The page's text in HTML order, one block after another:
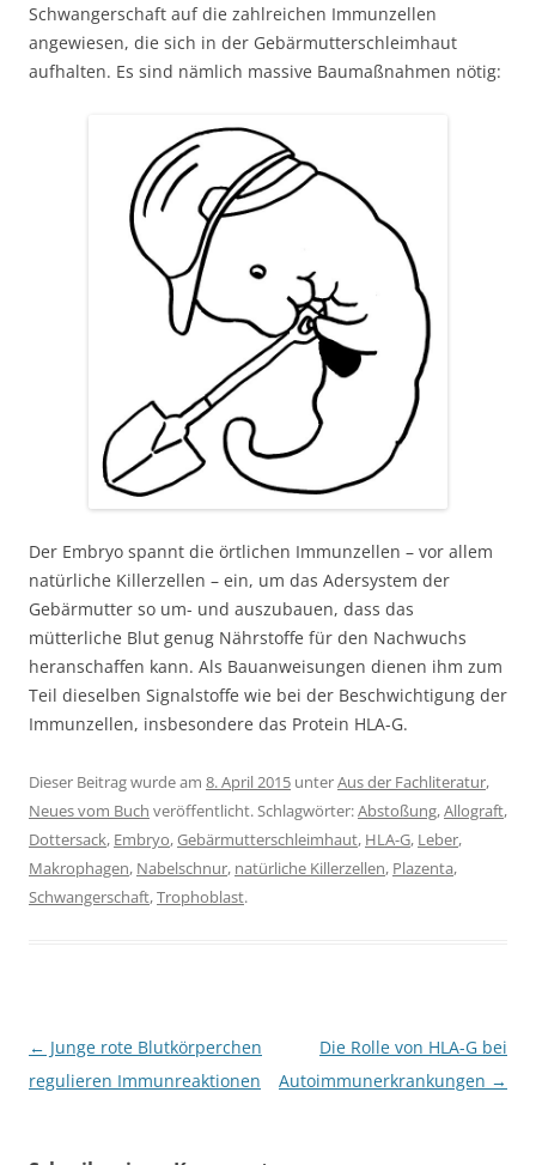
Schwangerschaft auf die zahlreichen Immunzellen
angewiesen, die sich in der Gebärmutterschleimhaut
aufhalten. Es sind nämlich massive Baumaßnahmen nötig:
Der Embryo spannt die örtlichen Immunzellen – vor allem
natürliche Killerzellen – ein, um das Adersystem der
Gebärmutter so um- und auszubauen, dass das
mütterliche Blut genug Nährstoffe für den Nachwuchs
heranschaffen kann. Als Bauanweisungen dienen ihm zum
Teil dieselben Signalstoffe wie bei der Beschwichtigung der
Immunzellen, insbesondere das Protein HLA-G.
Dieser Beitrag wurde am 8. April 2015 unterAus der Fachliteratur,
Neues vom Buch veröffentlicht. Schlagwörter:Abstoßung,Allograft,
Dottersack, Embryo,Gebärmutterschleimhaut, HLA-G, Leber,
Makrophagen, Nabelschnur, natürliche Killerzellen, Plazenta,
Schwangerschaft,Trophoblast.
Beitragsnavigation
← Junge rote Blutkörperchen
regulieren Immunreaktionen
Die Rolle von HLA-G bei
Autoimmunerkrankungen →